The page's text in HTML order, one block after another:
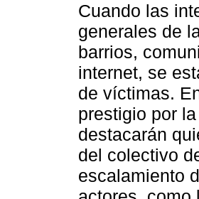
Cuando las
generales de
barrios,
internet, se
de víctimas.
prestigio por
destacarán
del colectivo
escalamiento